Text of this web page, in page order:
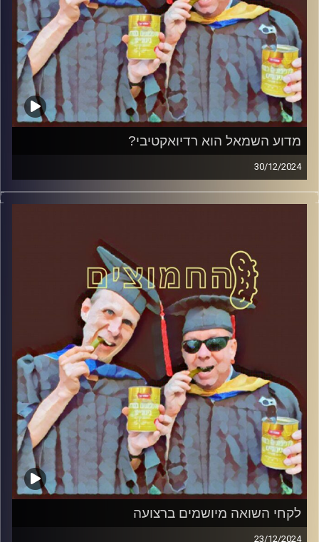
מדוע השמאל הוא רדיואקטיבי?
30/12/2024
המערכת הפוליטית על ספת הפסיכולוג, עם פרופסור בועז בן-
דוד ופרופסור גלעד הירשברגר
קרדיט תמונות:AudioVersity
לקחי השואה מיושמים ברצועה
23/12/2024